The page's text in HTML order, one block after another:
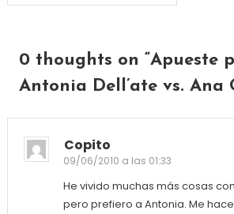
0 thoughts on “Apueste
Antonia Dell’ate vs. Ana
Copito
09/06/2010 a las 01:33
He vivido muchas más cosas
pero prefiero a Antonia. Me